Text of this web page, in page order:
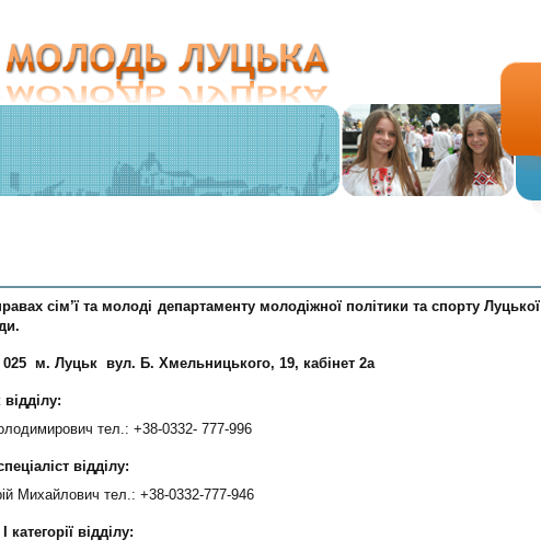
сім’ї та молоді департаменту молодіжної політики та спорту Луцької
025 м. Луцьк вул. Б. Хмельницького, 19, кабінет 2а
тел.: +38-0332- 777-996
відділу:
Михайлович тел.: +38-0332-777-946
категорії відділу: